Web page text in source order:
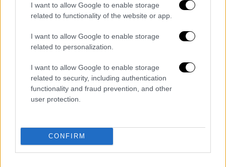
I want to allow Google to enable storage
related to functionality of the website or app.
I want to allow Google to enable storage
related to personalization.
I want to allow Google to enable storage
related to security, including authentication
functionality and fraud prevention, and other
user protection.
CONFIRM
καθηγητή Παθολογίας - Λοιμωξιολογίας.
Εδώ και μία εβδομάδα ο κ.
απομονωμένος σε τμήμα του σπιτιού του
από όλα τα μέλη της οικογένειάς του. Το
καθημερινό φαγητό αφήνει η σύζυγός του
έξω από το δωμάτιο που βρίσκεται, τον
καθηγητής το παίρνει για να το καταναλώσει,
«Δεν είναι ευχάριστο να ζεις σε καραντίνα